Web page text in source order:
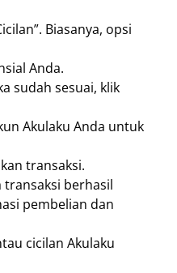
Biasanya, opsi
Anda.
sudah sesuai, klik
Akulaku Anda untuk
transaksi.
transaksi berhasil
pembelian dan
cicilan Akulaku